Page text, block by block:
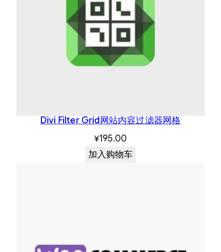
Divi Filter Grid网站内容过滤器网格
¥195.00
加入购物车